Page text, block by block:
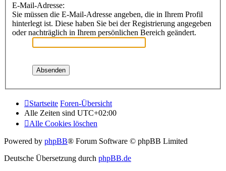
E-Mail-Adresse:
Sie müssen die E-Mail-Adresse angeben, die in Ihrem Profil
hinterlegt ist. Diese haben Sie bei der Registrierung angegeben
oder nachträglich in Ihrem persönlichen Bereich geändert.
Startseite Foren-Übersicht
Alle Zeiten sind
Alle Zeiten sindUTC+02:00
Alle Cookies löschen